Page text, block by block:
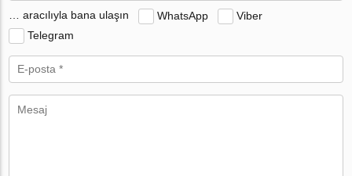
… aracılıyla bana ulaşın WhatsApp
Viber
Telegram